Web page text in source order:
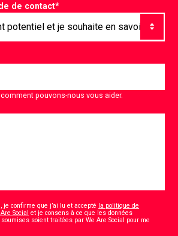
de contact*
pouvons-nous vous aider.
je confirme que j’ai lu et accepté la politique de
Social et je consens à ce que les données
soient traitées par We Are Social pour me